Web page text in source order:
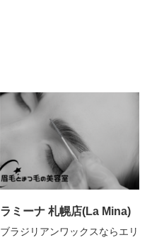
ラミーナ 札幌店(La Mina)
ブラジリアンワックスならエリ